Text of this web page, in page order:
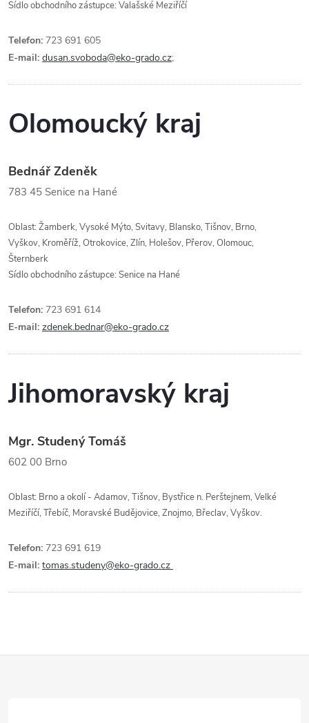
Sídlo obchodního zástupce: Valašské Meziříčí
Telefon: 723 691 605
E-mail: dusan.svoboda@eko-grado.cz;
Olomoucký kraj
Bednář Zdeněk
783 45 Senice na Hané
Oblast: Žamberk, Vysoké Mýto, Svitavy, Blansko, Tišnov, Brno,
Vyškov, Kroměříž, Otrokovice, Zlín, Holešov, Přerov, Olomouc,
Šternberk
Sídlo obchodního zástupce: Senice na Hané
Telefon: 723 691 614
E-mail: zdenek.bednar@eko-grado.cz
Jihomoravský kraj
Mgr. Studený Tomáš
602 00 Brno
Oblast: Brno a okolí - Adamov, Tišnov, Bystřice n. Perštejnem, Velké
Meziříčí, Třebíč, Moravské Budějovice, Znojmo, Břeclav, Vyškov.
Telefon: 723 691 619
E-mail: tomas.studeny@eko-grado.cz